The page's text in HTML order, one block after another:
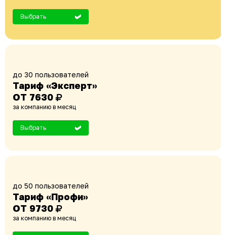
Выбрать
до 30 пользователей
Тариф «Эксперт»
ОТ 7630
за компанию в месяц
Выбрать
до 50 пользователей
Тариф «Профи»
ОТ 9730
за компанию в месяц